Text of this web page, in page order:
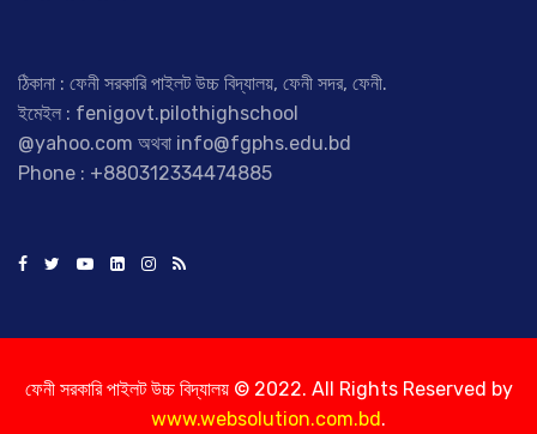
ঠিকানা : ফেনী সরকারি পাইলট উচ্চ বিদ্যালয়, ফেনী সদর, ফেনী.
ইমেইল : fenigovt.pilothighschool
@yahoo.com অথবা info@fgphs.edu.bd
Phone : +880312334474885
ফেনী সরকারি পাইলট উচ্চ বিদ্যালয় © 2022. All Rights Reserved by
www.websolution.com.bd .